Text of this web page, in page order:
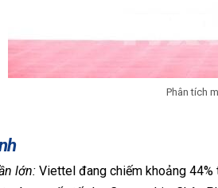
Phân tích
lớn:Viettel đang chiếm khoảng 44%